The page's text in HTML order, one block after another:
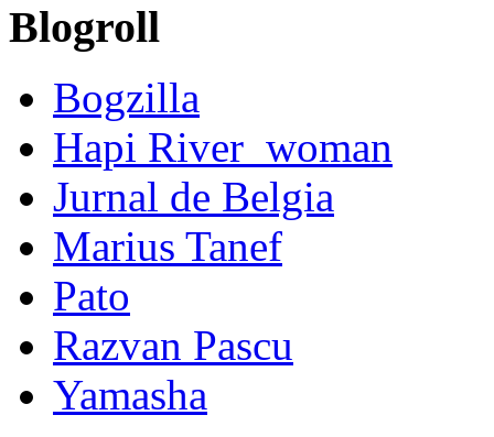
Blogroll
Bogzilla
Hapi River_woman
Jurnal de Belgia
Marius Tanef
Pato
Razvan Pascu
Yamasha